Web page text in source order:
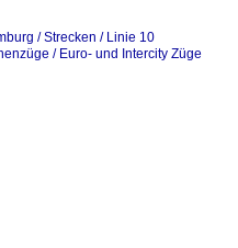
/ Strecken / Linie 10
/ Euro- und Intercity Züge